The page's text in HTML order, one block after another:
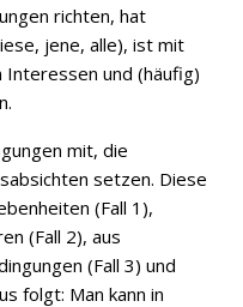
richten, hat
jene, alle), ist mit
und (häufig)
mit, die
setzen. Diese
(Fall 1),
(Fall 2), aus
(Fall 3) und
folgt: Man kann in